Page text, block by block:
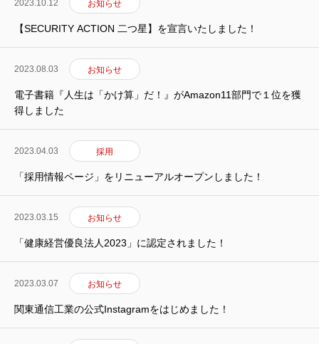
健康企業宣言
お問い合わせ
個人情報保護方針
情報セキュリティ基本方針
HOME 新着情報 会社概要 事業紹介 採用情報
2023.10.12 お知らせ
【SECURITY ACTION 二つ星】を宣言いたしました！
2023.08.03 お知らせ
電子書籍『人生は「かけ算」だ！』がAmazon11部門で１位を獲
得しました
2023.04.03 採用
「採用情報ページ」をリニューアルオープンしました！
2023.03.15 お知らせ
「健康経営優良法人2023」に認定されました！
2023.03.07 お知らせ
関東通信工業の公式Instagramをはじめました！